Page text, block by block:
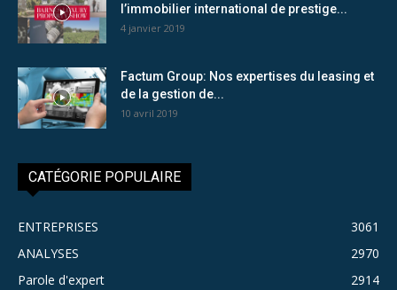
l’immobilier international de prestige...
4 janvier 2019
Factum Group: Nos expertises du leasing et
de la gestion de...
10 avril 2019
CATÉGORIE POPULAIRE
ENTREPRISES
3061
ANALYSES
2970
Parole d'expert
2914